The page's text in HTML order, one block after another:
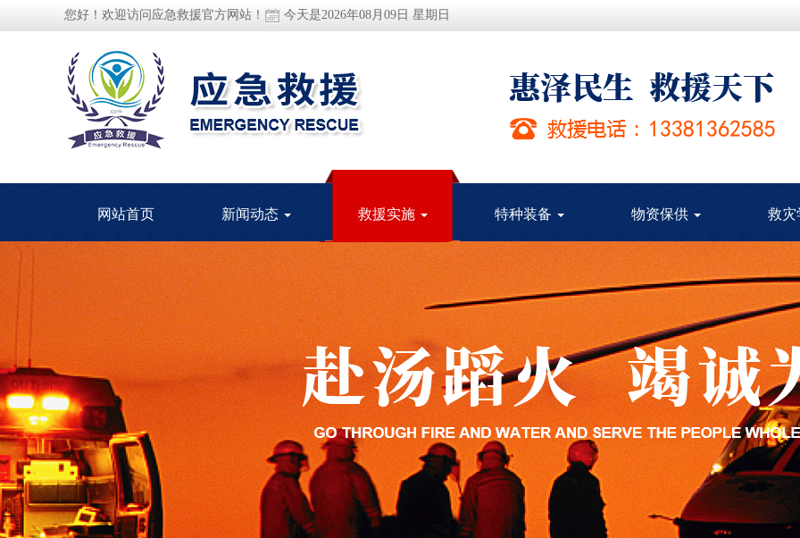
您好！欢迎访问应急救援官方网站！ 今天是2026年08月09日 星期日
网站首页 新闻动态 救援实施 特种装备 物资保供 救